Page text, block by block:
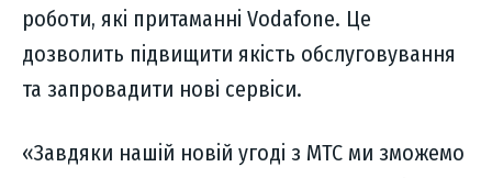
роботи, які притаманні Vodafone. Це
дозволить підвищити якість обслуговування
та запровадити нові сервіси.
«Завдяки нашій новій угоді з МТС ми зможемо